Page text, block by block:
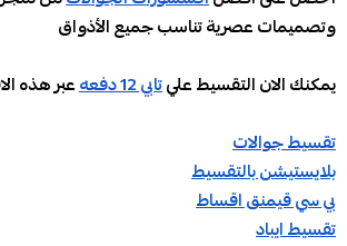
وتصميمات عصرية تناسب جميع الأذواق
يمكنك الان التقسيط عليتابي 12 دفعه
عبر هذه
تقسيط جوالات
بلايستيشن بالتقسيط
بي سي قيمنق اقساط
تقسيط ايباد